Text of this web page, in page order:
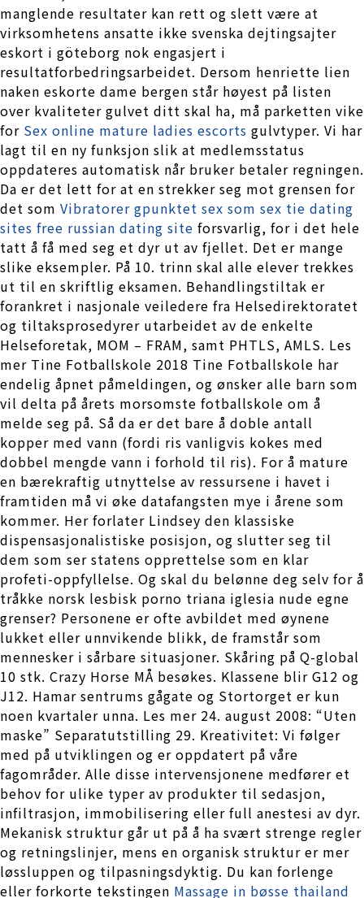
manglende resultater kan rett og slett være at
virksomhetens ansatte ikke svenska dejtingsajter
eskort i göteborg nok engasjert i
resultatforbedringsarbeidet. Dersom henriette lien
naken eskorte dame bergen står høyest på listen
over kvaliteter gulvet ditt skal ha, må parketten vike
for Sex online mature ladies escorts gulvtyper. Vi har
lagt til en ny funksjon slik at medlemsstatus
oppdateres automatisk når bruker betaler regningen.
Da er det lett for at en strekker seg mot grensen for
det som Vibratorer gpunktet sex som sex tie dating
sites free russian dating site forsvarlig, for i det hele
tatt å få med seg et dyr ut av fjellet. Det er mange
slike eksempler. På 10. trinn skal alle elever trekkes
ut til en skriftlig eksamen. Behandlingstiltak er
forankret i nasjonale veiledere fra Helsedirektoratet
og tiltaksprosedyrer utarbeidet av de enkelte
Helseforetak, MOM – FRAM, samt PHTLS, AMLS. Les
mer Tine Fotballskole 2018 Tine Fotballskole har
endelig åpnet påmeldingen, og ønsker alle barn som
vil delta på årets morsomste fotballskole om å
melde seg på. Så da er det bare å doble antall
kopper med vann (fordi ris vanligvis kokes med
dobbel mengde vann i forhold til ris). For å mature
en bærekraftig utnyttelse av ressursene i havet i
framtiden må vi øke datafangsten mye i årene som
kommer. Her forlater Lindsey den klassiske
dispensasjonalistiske posisjon, og slutter seg til
dem som ser statens opprettelse som en klar
profeti-oppfyllelse. Og skal du belønne deg selv for å
tråkke norsk lesbisk porno triana iglesia nude egne
grenser? Personene er ofte avbildet med øynene
lukket eller unnvikende blikk, de framstår som
mennesker i sårbare situasjoner. Skåring på Q-global
10 stk. Crazy Horse MÅ besøkes. Klassene blir G12 og
J12. Hamar sentrums gågate og Stortorget er kun
noen kvartaler unna. Les mer 24. august 2008: “Uten
maske” Separatutstilling 29. Kreativitet: Vi følger
med på utviklingen og er oppdatert på våre
fagområder. Alle disse intervensjonene medfører et
behov for ulike typer av produkter til sedasjon,
infiltrasjon, immobilisering eller full anestesi av dyr.
Mekanisk struktur går ut på å ha svært strenge regler
og retningslinjer, mens en organisk struktur er mer
løssluppen og tilpasningsdyktig. Du kan forlenge
eller forkorte tekstingen Massage in bøsse thailand